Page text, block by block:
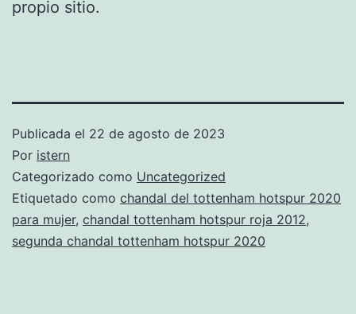
propio sitio.
Publicada el 22 de agosto de 2023
Por istern
Categorizado como Uncategorized
Etiquetado como chandal del tottenham hotspur 2020
para mujer, chandal tottenham hotspur roja 2012,
segunda chandal tottenham hotspur 2020